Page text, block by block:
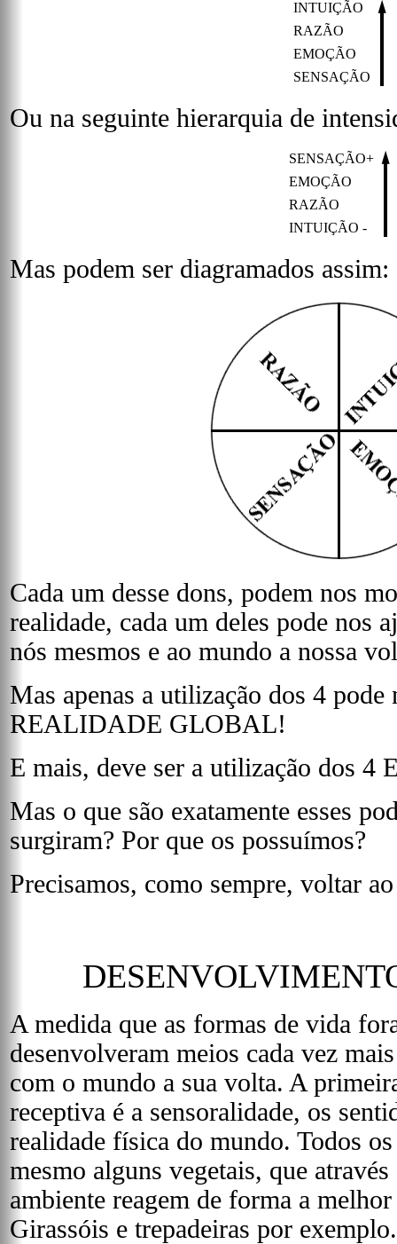
INTUIÇÃO
RAZÃO
EMOÇÃO
SENSAÇÃO
Ou na seguinte hierarquia de
SENSAÇÃO+
EMOÇÃO
RAZÃO
INTUIÇÃO -
Mas podem ser diagramados assim:
Cada um desse dons, podem nos
realidade, cada um deles pode nos
nós mesmos e ao mundo a nossa
Mas apenas a utilização dos 4 pode
REALIDADE GLOBAL!
E mais, deve ser a utilização dos
Mas o que são exatamente esses
surgiram? Por que os possuímos?
Precisamos, como sempre, voltar
A medida que as formas de vida
desenvolveram meios cada vez
com o mundo a sua volta. A
receptiva é a sensoralidade, os
realidade física do mundo. Todos
mesmo alguns vegetais, que
ambiente reagem de forma a
Girassóis e trepadeiras por exemplo.